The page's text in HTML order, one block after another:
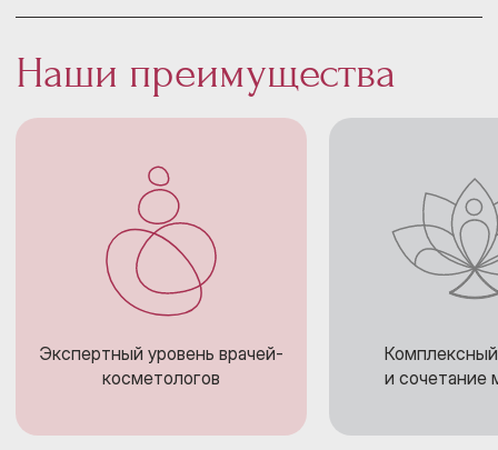
Наши преимущества
Экспертный уровень врачей-
косметологов
и сочетание